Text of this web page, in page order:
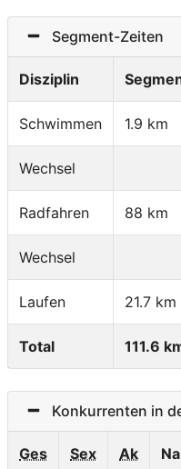
Segment-Zeiten
Disziplin
Schwimmen 1.9 km
Wechsel
Radfahren 88 km
Wechsel
Laufen 21.7 km
Total 111.6
Konkurrenten in
Ges Sex Ak